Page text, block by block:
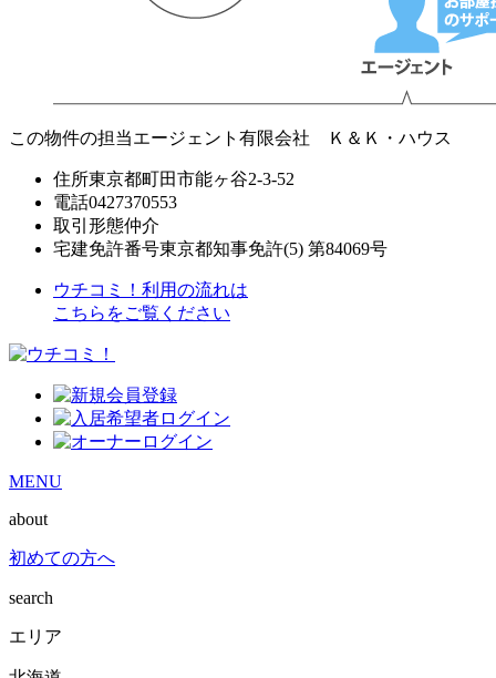
この物件の担当エージェント 有限会社 Ｋ＆Ｋ・ハウス
住所東京都町田市能ヶ谷2-3-52
電話0427370553
取引形態仲介
宅建免許番号東京都知事免許(5) 第84069号
ウチコミ！利用の流れは
こちらをご覧ください
MENU
about
初めての方へ
search
エリア